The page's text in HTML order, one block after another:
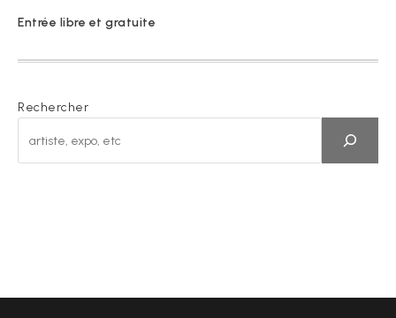
Entrée libre et gratuite
Rechercher